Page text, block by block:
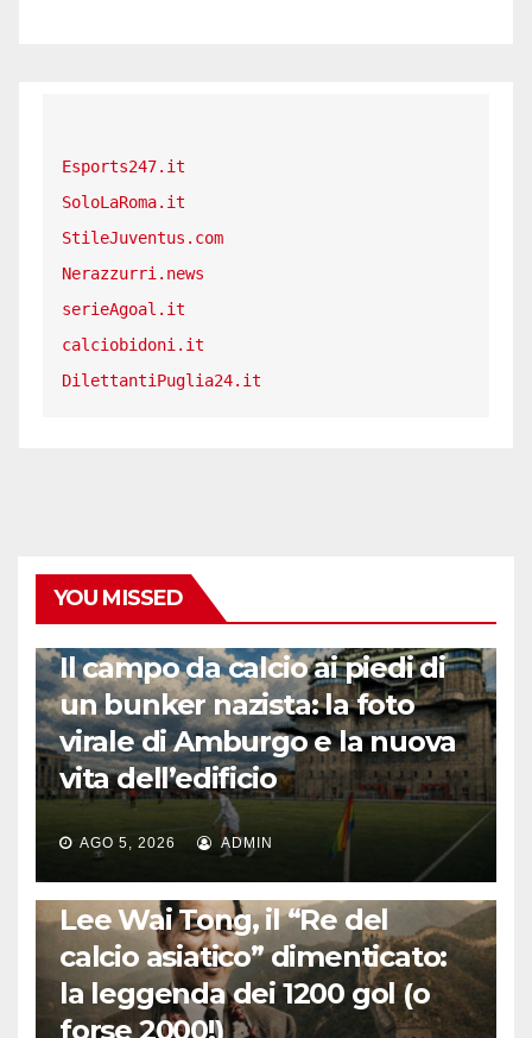
Esports247.it
SoloLaRoma.it
StileJuventus.com
Nerazzurri.news
serieAgoal.it
calciobidoni.it
DilettantiPuglia24.it
YOU MISSED
Il campo da calcio ai piedi di
un bunker nazista: la foto
virale di Amburgo e la nuova
vita dell’edificio
AGO 5, 2026 ADMIN
LA STORIA DEL CALCIO
Lee Wai Tong, il “Re del
calcio asiatico” dimenticato:
la leggenda dei 1200 gol (o
forse 2000!)